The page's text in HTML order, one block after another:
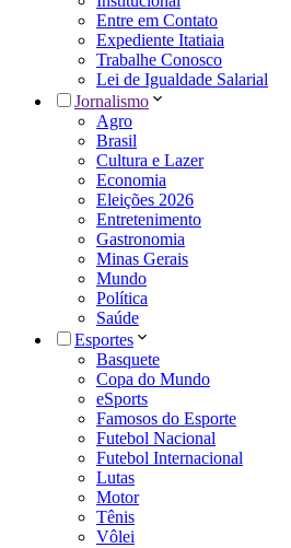
Entre em Contato
Expediente Itatiaia
Trabalhe Conosco
Lei de Igualdade Salarial
Jornalismo
Agro
Brasil
Cultura e Lazer
Economia
Eleições 2026
Entretenimento
Gastronomia
Minas Gerais
Mundo
Política
Saúde
Esportes
Basquete
Copa do Mundo
eSports
Famosos do Esporte
Futebol Nacional
Futebol Internacional
Lutas
Motor
Tênis
Vôlei